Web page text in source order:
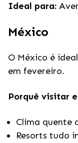
Ideal para:
México
O México é
em fevereiro.
Porquê visitar
Clima quente
Resorts tudo